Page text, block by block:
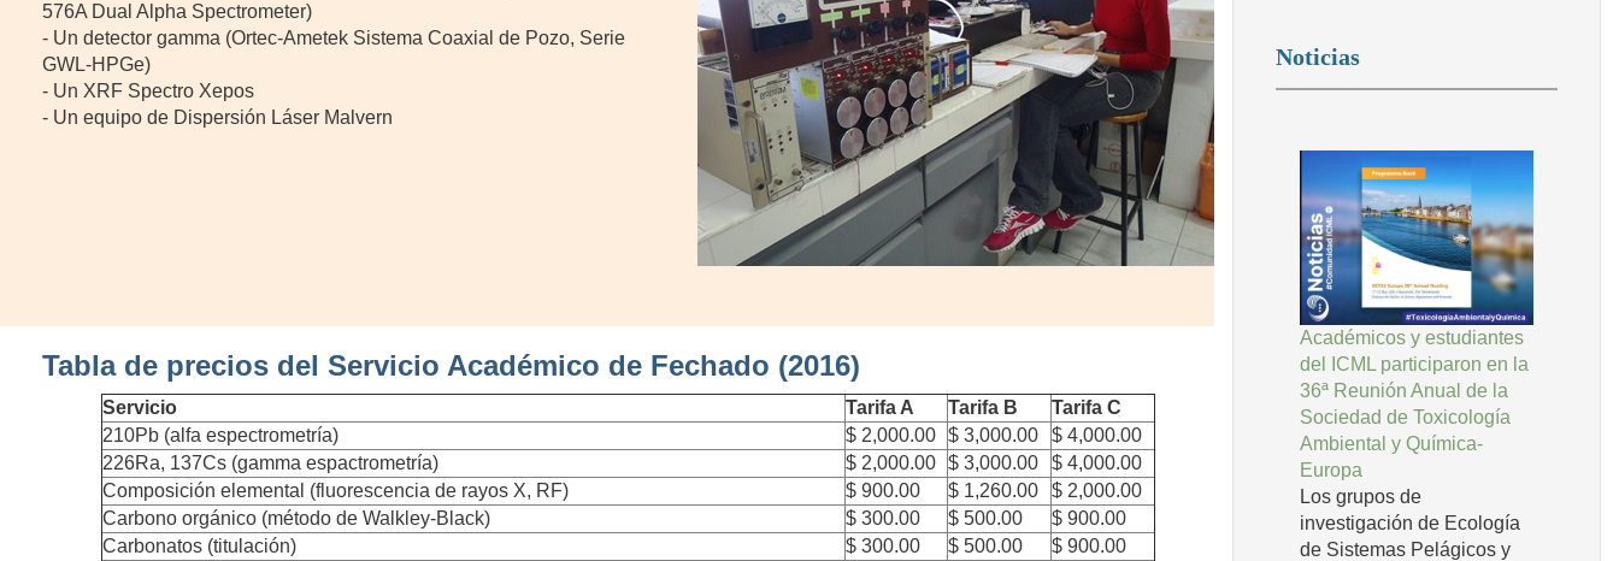
576A Dual Alpha Spectrometer)
- Un detector gamma (Ortec-Ametek Sistema Coaxial de Pozo, Serie
GWL-HPGe)
- Un XRF Spectro Xepos
- Un equipo de Dispersión Láser Malvern
Tabla de precios del Servicio Académico de Fechado (2016)
Servicio Tarifa A Tarifa B
Tarifa C
210Pb (alfa espectrometría)
$ 2,000.00 $ 3,000.00
$ 4,000.00
226Ra, 137Cs (gamma espactrometría)
$ 2,000.00 $ 3,000.00
$ 4,000.00
Composición elemental (fluorescencia de rayos X, RF)
$ 900.00 $ 1,260.00
$ 2,000.00
Carbono orgánico (método de Walkley-Black)
$ 300.00 $ 500.00
$ 900.00
Carbonatos (titulación)
$ 300.00 $ 500.00
$ 900.00
Noticias
Académicos y estudiantes
del ICML participaron en la
36ª Reunión Anual de la
Sociedad de Toxicología
Ambiental y Química-
Europa
Los grupos de
investigación de Ecología
de Sistemas Pelágicos y